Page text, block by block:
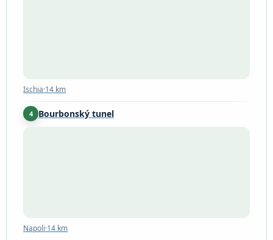
Ischia·14 km
4 Bourbonský tunel
Napoli·14 km